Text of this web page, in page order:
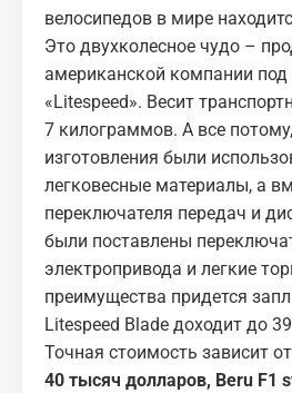
велосипедов в мире
Это двухколесное чудо –
американской компании
«Litespeed». Весит
7 килограммов. А все
изготовления были
легковесные материалы, а
переключателя передач и
были поставлены
электропривода и легкие
преимущества придется
Litespeed Blade доходит до
Точная стоимость зависит
40 тысяч долларов, Beru F1